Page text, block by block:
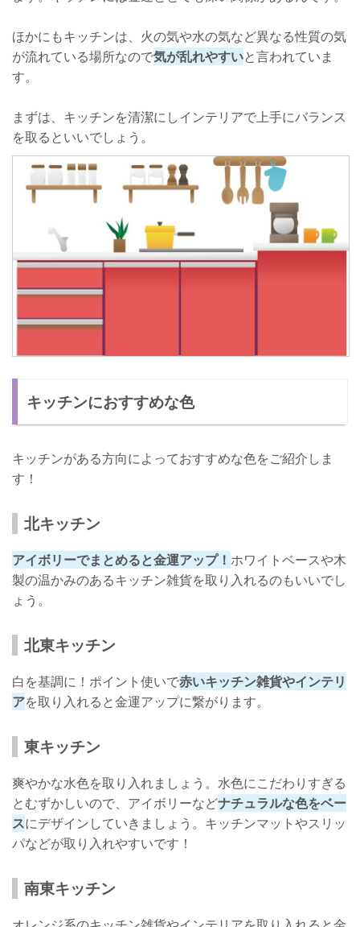
調理器具の管理には注意
洗いっぱなしの食器に注意
さいごに
ほかにもキッチンは、火の気や水の気など異なる性質の気
が流れている場所なので気が乱れやすいと言われていま
す。
まずは、キッチンを清潔にしインテリアで上手にバランス
を取るといいでしょう。
キッチンにおすすめな色
キッチンがある方向によっておすすめな色をご紹介しま
す！
北キッチン
アイボリーでまとめると金運アップ！ ホワイトベースや木
製の温かみのあるキッチン雑貨を取り入れるのもいいでし
ょう。
北東キッチン
白を基調に！ポイント使いで赤いキッチン雑貨やインテリ
アを取り入れると金運アップに繋がります。
東キッチン
爽やかな水色を取り入れましょう。水色にこだわりすぎる
とむずかしいので、アイボリーなどナチュラルな色をベー
スにデザインしていきましょう。キッチンマットやスリッ
パなどが取り入れやすいです！
南東キッチン